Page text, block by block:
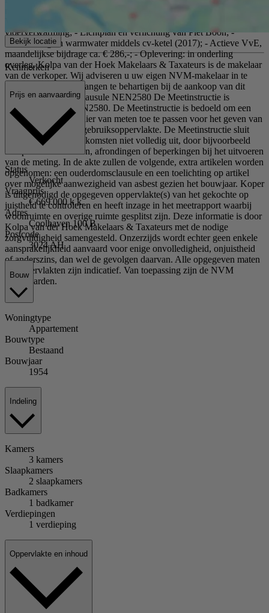
m²; - Inhoud ca. 471 m³; - Riant dakterras op het zuidwesten; -
Volledig voorzien van dubbele beglazing; - Gietvloer met
vloerverwarming; - Lichtplan en verlichting van Piet Boon; -
Verwarming en warmwater middels cv-ketel (2017); - Actieve VvE,
maandelijkse bijdrage ca. € 286,-; - Oplevering: in onderling
overleg. Kolpa van der Hoek Makelaars & Taxateurs is de makelaar
van de verkoper. Wij adviseren u uw eigen NVM-makelaar in te
schakelen om uw belangen te behartigen bij de aankoop van dit
object. Toelichtingsclausule NEN2580 De Meetinstructie is
gebaseerd op de NEN2580. De Meetinstructie is bedoeld om een
meer eenduidige manier van meten toe te passen voor het geven van
een indicatie van de gebruiksoppervlakte. De Meetinstructie sluit
verschillen in meetuitkomsten niet volledig uit, door bijvoorbeeld
interpretatieverschillen, afrondingen of beperkingen bij het uitvoeren
van de meting. In de akte zullen de volgende, extra artikelen worden
opgenomen: een ouderdomsclausule en een toelichting op artikel
over mogelijke aanwezigheid van asbest gezien het bouwjaar. Koper
is uitgenodigd de opgegeven oppervlakte(s) van het gekochte op
juistheid te controleren en heeft inzage in het meetrapport waarbij
woonruimte en overige ruimte gesplitst zijn. Deze informatie is door
Kolpa van der Hoek Makelaars & Taxateurs met de nodige
zorgvuldigheid samengesteld. Onzerzijds wordt echter geen enkele
aansprakelijkheid aanvaard voor enige onvolledigheid, onjuistheid
of anderszins, dan wel de gevolgen daarvan. Alle opgegeven maten
en oppervlakten zijn indicatief. Van toepassing zijn de NVM
voorwaarden.
Bekijk locatie
Kenmerken
Prijs en aanvaarding
Status
Verkocht
Vraagprijs
€ 669.000 k.k.
Adres
Coolhaven 100 B
Postcode
3024 AH
Bouw
Woningtype
Appartement
Bouwtype
Bestaand
Bouwjaar
1954
Indeling
Kamers
3 kamers
Slaapkamers
2 slaapkamers
Badkamers
1 badkamer
Verdiepingen
1 verdieping
Oppervlakte en inhoud